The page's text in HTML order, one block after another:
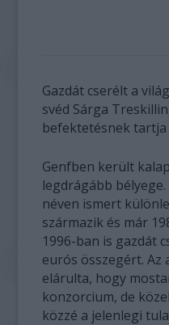
Gazdát cserélt a
svéd Sárga
befektetésnek tartja
Genfben került
legdrágább
néven ismert
származik és már
1996-ban is gazdát
eurós összegért. Az
elárulta, hogy
konzorcium, de
közzé a jelenlegi